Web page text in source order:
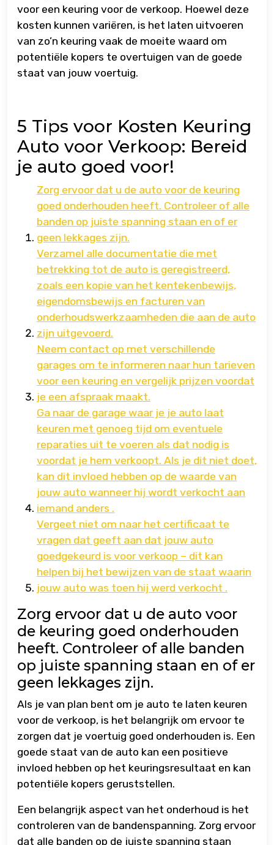
voor een keuring voor de verkoop. Hoewel deze
kosten kunnen variëren, is het laten uitvoeren
van zo’n keuring vaak de moeite waard om
potentiële kopers te overtuigen van de goede
staat van jouw voertuig.
5 Tips voor Kosten Keuring
Auto voor Verkoop: Bereid
je auto goed voor!
Zorg ervoor dat u de auto voor de keuring
goed onderhouden heeft. Controleer of alle
banden op juiste spanning staan en of er
geen lekkages zijn.
Verzamel alle documentatie die met
betrekking tot de auto is geregistreerd,
zoals een kopie van het kentekenbewijs,
eigendomsbewijs en facturen van
onderhoudswerkzaamheden die aan de auto
zijn uitgevoerd.
Neem contact op met verschillende
garages om te informeren naar hun tarieven
voor een keuring en vergelijk prijzen voordat
je een afspraak maakt.
Ga naar de garage waar je je auto laat
keuren met genoeg tijd om eventuele
reparaties uit te voeren als dat nodig is
voordat je hem verkoopt. Als je dit niet doet,
kan dit invloed hebben op de waarde van
jouw auto wanneer hij wordt verkocht aan
iemand anders .
Vergeet niet om naar het certificaat te
vragen dat geeft aan dat jouw auto
goedgekeurd is voor verkoop – dit kan
helpen bij het bewijzen van de staat waarin
jouw auto was toen hij werd verkocht .
Zorg ervoor dat u de auto voor
de keuring goed onderhouden
heeft. Controleer of alle banden
op juiste spanning staan en of er
geen lekkages zijn.
Als je van plan bent om je auto te laten keuren
voor de verkoop, is het belangrijk om ervoor te
zorgen dat je voertuig goed onderhouden is. Een
goede staat van de auto kan een positieve
invloed hebben op het keuringsresultaat en kan
potentiële kopers geruststellen.
Een belangrijk aspect van het onderhoud is het
controleren van de bandenspanning. Zorg ervoor
dat alle banden op de juiste spanning staan